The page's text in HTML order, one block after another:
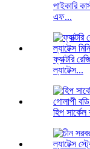
পাইকারি
এফ...
ফ্যাক্টরি
ল্যাটেক্স...
হিপ